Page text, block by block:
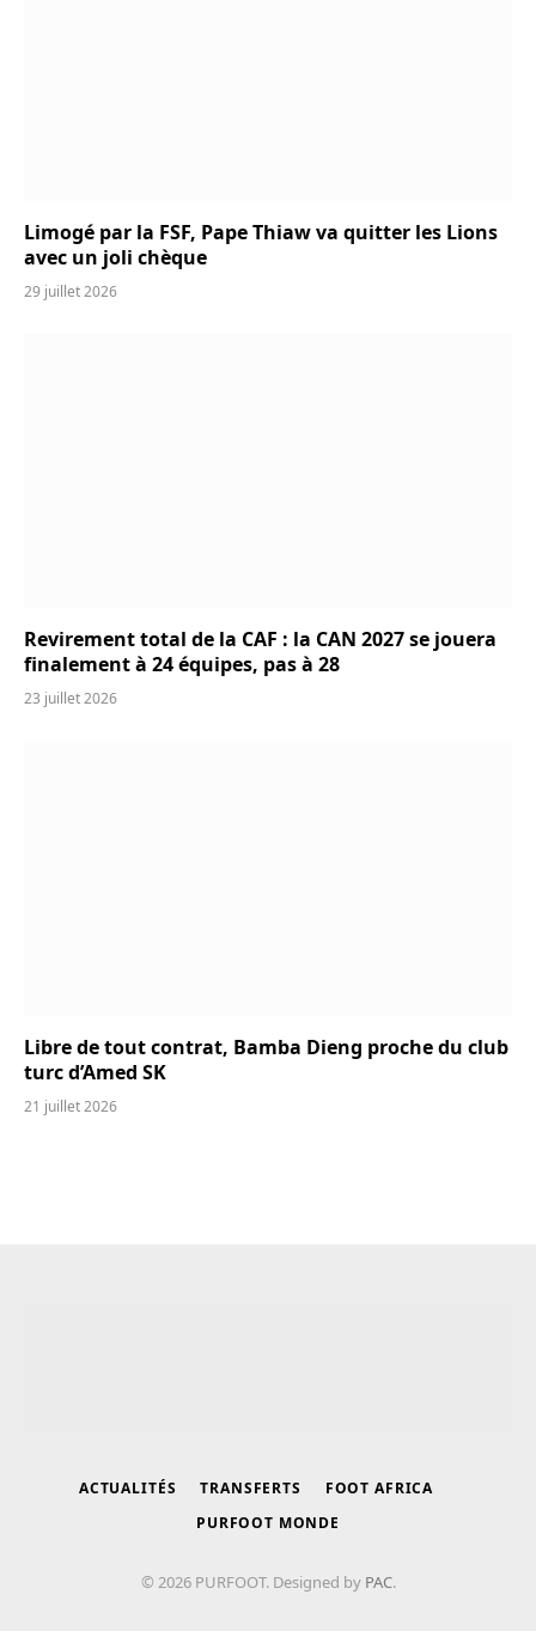
Limogé par la FSF, Pape Thiaw va quitter les Lions
avec un joli chèque
29 juillet 2026
Revirement total de la CAF : la CAN 2027 se jouera
finalement à 24 équipes, pas à 28
23 juillet 2026
Libre de tout contrat, Bamba Dieng proche du club
turc d’Amed SK
21 juillet 2026
ACTUALITÉS TRANSFERTS
FOOT AFRICA
PURFOOT MONDE
© 2026 PURFOOT. Designed by PAC.